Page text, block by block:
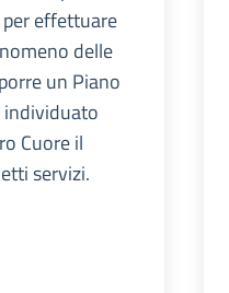
per effettuare
delle
un Piano
Cuore il
servizi.